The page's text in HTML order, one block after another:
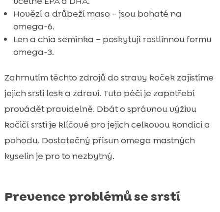
Hovězí a drůbeží maso – jsou bohaté na
omega-6.
Len a chia semínka – poskytují rostlinnou formu
omega-3.
Zahrnutím těchto zdrojů do stravy koček zajistíme
jejich srsti lesk a zdraví. Tuto péči je zapotřebí
provádět pravidelně. Dbát o správnou výživu
kočičí srsti je klíčové pro jejich celkovou kondici a
pohodu. Dostatečný přísun omega mastných
kyselin je pro to nezbytný.
Prevence problémů se srstí